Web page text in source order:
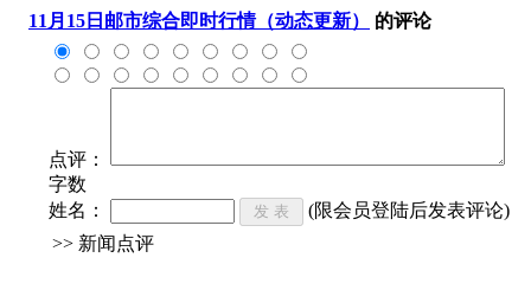
11月15日邮市综合即时行情（动态更新） 的评论
点评：
字数
姓名：
(限会员登陆后发表评论)
>> 新闻点评